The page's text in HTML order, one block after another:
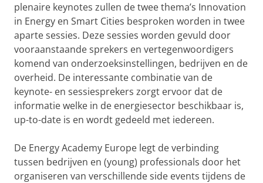
plenaire keynotes zullen de twee thema’s Innovation
in Energy en Smart Cities besproken worden in twee
aparte sessies. Deze sessies worden gevuld door
vooraanstaande sprekers en vertegenwoordigers
komend van onderzoeksinstellingen, bedrijven en de
overheid. De interessante combinatie van de
keynote- en sessiesprekers zorgt ervoor dat de
informatie welke in de energiesector beschikbaar is,
up-to-date is en wordt gedeeld met iedereen.
De Energy Academy Europe legt de verbinding
tussen bedrijven en (young) professionals door het
organiseren van verschillende side events tijdens de